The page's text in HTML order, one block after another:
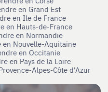
en Grand Est
en Ile de France
en Hauts-de-France
en Normandie
Nouvelle-Aquitaine
en Occitanie
en Pays de la Loire
Alpes-Côte d'Azur